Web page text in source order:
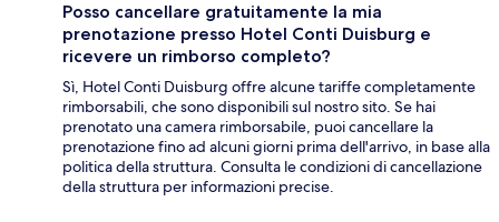
Posso cancellare gratuitamente la mia
prenotazione presso Hotel Conti Duisburg e
ricevere un rimborso completo?
Sì, Hotel Conti Duisburg offre alcune tariffe completamente
rimborsabili, che sono disponibili sul nostro sito. Se hai
prenotato una camera rimborsabile, puoi cancellare la
prenotazione fino ad alcuni giorni prima dell'arrivo, in base alla
politica della struttura. Consulta le condizioni di cancellazione
della struttura per informazioni precise.